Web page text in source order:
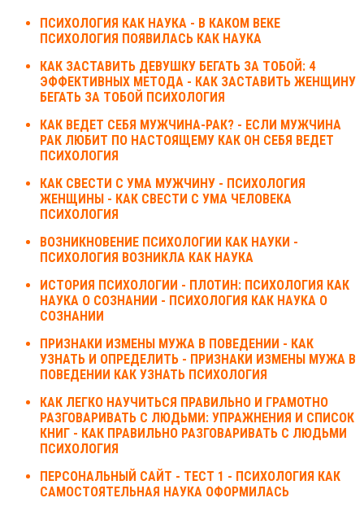
ПСИХОЛОГИЯ КАК НАУКА - В КАКОМ ВЕКЕ
ПСИХОЛОГИЯ ПОЯВИЛАСЬ КАК НАУКА
КАК ЗАСТАВИТЬ ДЕВУШКУ БЕГАТЬ ЗА ТОБОЙ: 4
ЭФФЕКТИВНЫХ МЕТОДА - КАК ЗАСТАВИТЬ ЖЕНЩИНУ
БЕГАТЬ ЗА ТОБОЙ ПСИХОЛОГИЯ
КАК ВЕДЕТ СЕБЯ МУЖЧИНА-РАК? - ЕСЛИ МУЖЧИНА
РАК ЛЮБИТ ПО НАСТОЯЩЕМУ КАК ОН СЕБЯ ВЕДЕТ
ПСИХОЛОГИЯ
КАК СВЕСТИ С УМА МУЖЧИНУ - ПСИХОЛОГИЯ
ЖЕНЩИНЫ - КАК СВЕСТИ С УМА ЧЕЛОВЕКА
ПСИХОЛОГИЯ
ВОЗНИКНОВЕНИЕ ПСИХОЛОГИИ КАК НАУКИ -
ПСИХОЛОГИЯ ВОЗНИКЛА КАК НАУКА
ИСТОРИЯ ПСИХОЛОГИИ - ПЛОТИН: ПСИХОЛОГИЯ КАК
НАУКА О СОЗНАНИИ - ПСИХОЛОГИЯ КАК НАУКА О
СОЗНАНИИ
ПРИЗНАКИ ИЗМЕНЫ МУЖА В ПОВЕДЕНИИ - КАК
УЗНАТЬ И ОПРЕДЕЛИТЬ - ПРИЗНАКИ ИЗМЕНЫ МУЖА В
ПОВЕДЕНИИ КАК УЗНАТЬ ПСИХОЛОГИЯ
КАК ЛЕГКО НАУЧИТЬСЯ ПРАВИЛЬНО И ГРАМОТНО
РАЗГОВАРИВАТЬ С ЛЮДЬМИ: УПРАЖНЕНИЯ И СПИСОК
КНИГ - КАК ПРАВИЛЬНО РАЗГОВАРИВАТЬ С ЛЮДЬМИ
ПСИХОЛОГИЯ
ПЕРСОНАЛЬНЫЙ САЙТ - ТЕСТ 1 - ПСИХОЛОГИЯ КАК
САМОСТОЯТЕЛЬНАЯ НАУКА ОФОРМИЛАСЬ